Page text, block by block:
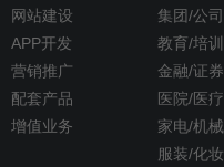
网站建设
APP开发
营销推广
配套产品
增值业务
集团/公司
教育/培训
金融/证券
医院/医疗
家电/机械
服装/化妆